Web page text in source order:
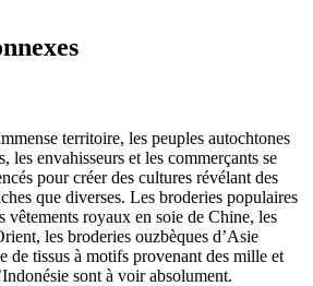
territoire, les peuples autochtones
les envahisseurs et les commerçants se
pour créer des cultures révélant des
que diverses. Les broderies populaires
vêtements royaux en soie de Chine, les
les broderies ouzbèques d’Asie
de tissus à motifs provenant des mille et
sont à voir absolument.